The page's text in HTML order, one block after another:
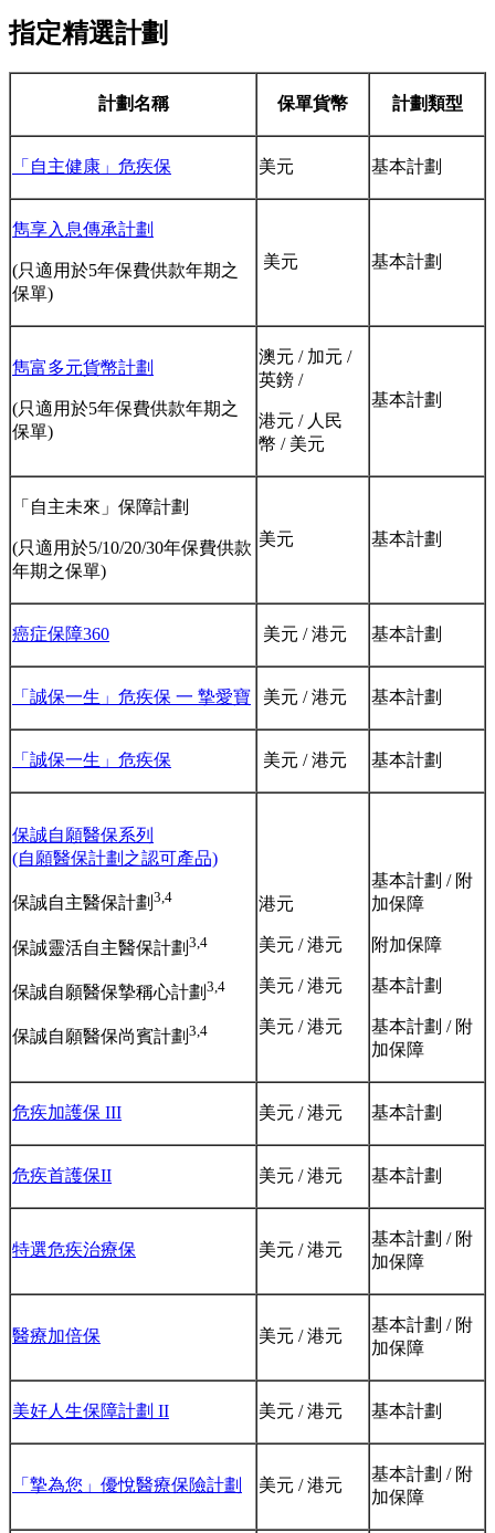
指定精選計劃
計劃名稱 保單貨幣 計劃類型
「自主健康」危疾保 美元 基本計劃
雋享入息傳承計劃
(只適用於5年保費供款年期之
保單)
美元 基本計劃
雋富多元貨幣計劃
(只適用於5年保費供款年期之
保單)
澳元 / 加元 /
英鎊 /
港元 / 人民
幣 / 美元
基本計劃
「自主未來」保障計劃
(只適用於5/10/20/30年保費供款
年期之保單)
美元 基本計劃
癌症保障360 美元 / 港元 基本計劃
「誠保一生」危疾保 ⼀ 摯愛寶 美元 / 港元 基本計劃
「誠保一生」危疾保 美元 / 港元 基本計劃
保誠自願醫保系列
(自願醫保計劃之認可產品)
保誠自主醫保計劃 3,4
保誠靈活自主醫保計劃 3,4
保誠自願醫保摯稱心計劃 3,4
保誠自願醫保尚賓計劃 3,4
港元
美元 / 港元
美元 / 港元
美元 / 港元
基本計劃 / 附
加保障
附加保障
基本計劃
基本計劃 / 附
加保障
危疾加護保 III 美元 / 港元 基本計劃
危疾首護保II 美元 / 港元 基本計劃
特選危疾治療保 美元 / 港元
基本計劃 / 附
加保障
醫療加倍保 美元 / 港元
基本計劃 / 附
加保障
美好人生保障計劃 II 美元 / 港元 基本計劃
「摯為您」優悅醫療保險計劃 美元 / 港元
基本計劃 / 附
加保障